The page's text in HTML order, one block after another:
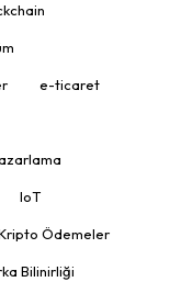
e-ticaret
IoT
Ödemeler
Bilinirliği